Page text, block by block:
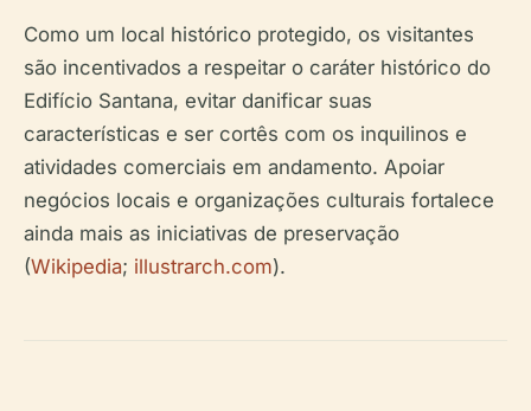
Como um local histórico protegido, os visitantes
são incentivados a respeitar o caráter histórico do
Edifício Santana, evitar danificar suas
características e ser cortês com os inquilinos e
atividades comerciais em andamento. Apoiar
negócios locais e organizações culturais fortalece
ainda mais as iniciativas de preservação
(Wikipedia; illustrarch.com).